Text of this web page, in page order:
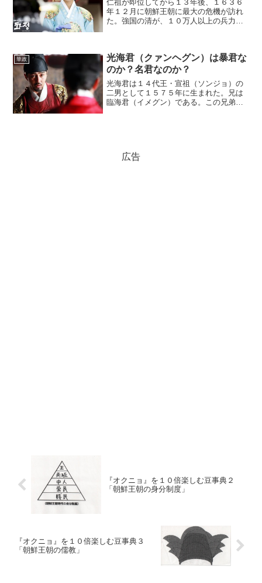
仁祖が即位してから１３年後、１６３６
年１２月に朝鮮王朝に最大の危機が訪れ
た。強国の清が、１０万人以上の兵力で
迎え撃つが、あまりにも兵...
華政
光海君（クァンヘグン）は暴君な
のか？名君なのか？
光海君は１４代王・宣祖（ソンジョ）の
二男として１５７５年に生まれた。兄は
臨海君（イメグン）である。この兄弟は
広告
『オクニョ』を１０倍楽しむ豆事典２
「朝鮮王朝の身分制度」
『オクニョ』を１０倍楽しむ豆事典３
「朝鮮王朝の儒教」